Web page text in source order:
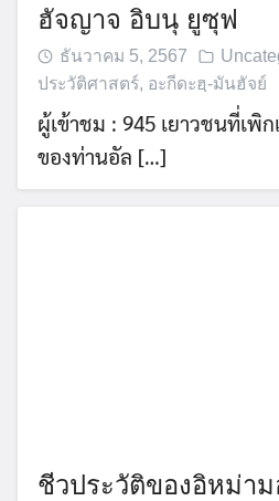
ฮัจญาจ อิบนุ ยูซุฟ
ธันวาคม 5, 2567
ประวัติศาสตร์, อะกีดะฮฺ-มันฮัจย์
ผู้เข้าชม : 945 เยาวชนที่เพิ
ของท่านอัล […]
ชีวประวัติของอิหม่า